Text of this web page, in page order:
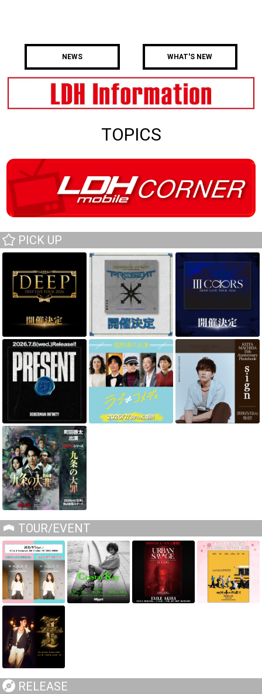
NEWS WHAT'S NEW
TOPICS
PICK UP
TOUR/EVENT
RELEASE